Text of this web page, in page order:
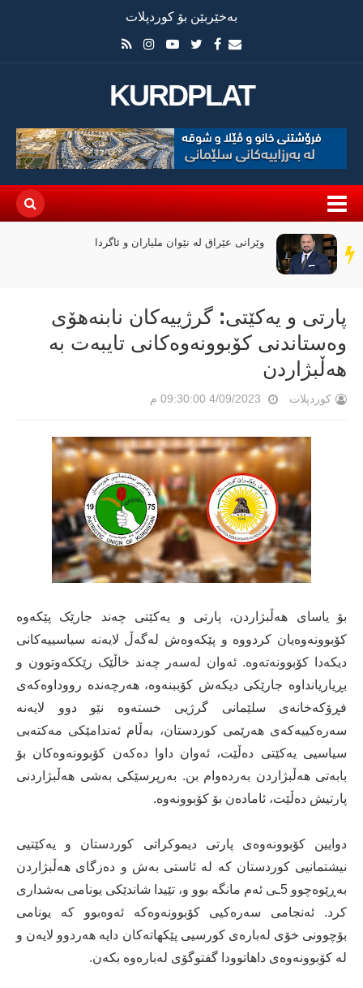
بەخێربێن بۆ کوردپلات
KURDPLAT
سەر
دێڕ
وێرانی عێراق لە نێوان ملیاران و ئاگردا
پارتی و یەکێتی: گرژییەکان نابنەهۆی
وەستاندنی کۆبوونەوەکانی تایبەت بە
هەڵبژاردن
کوردپلات 4/09/2023 09:30:00 م
بۆ یاسای هەڵبژاردن، پارتی و یەکێتی چەند جارێک پێکەوە
کۆبوونەوەیان کردووە و پێکەوەش لەگەڵ لایەنە سیاسییەکانی
دیکەدا کۆبوونەتەوە. ئەوان لەسەر چەند خاڵێک رێککەوتوون و
بڕیاریانداوە جارێکی دیکەش کۆببنەوە، هەرچەندە رووداوەکەی
فڕۆکەخانەی سلێمانی گرژیی خستەوە نێو دوو لایەنە
سەرەکییەکەی هەرێمی کوردستان، بەڵام ئەندامێکی مەکتەبی
سیاسیی یەکێتی دەڵێت، ئەوان داوا دەکەن کۆبوونەوەکان بۆ
بابەتی هەڵبژاردن بەردەوام بن. بەرپرسێکی بەشی هەڵبژاردنی
پارتیش دەڵێت، ئامادەن بۆ کۆبوونەوە.
دوایین کۆبوونەوەی پارتی دیموکراتی کوردستان و یەکێتیی
نیشتمانیی کوردستان کە لە ئاستی بەش و دەزگای هەڵبژاردن
بەڕێوەچوو 5ـی ئەم مانگە بوو و، تێیدا شاندێکی یونامی بەشداری
کرد. ئەنجامی سەرەکیی کۆبوونەوەکە ئەوەبوو کە یونامی
بۆچوونی خۆی لەبارەی کورسیی پێکهاتەکان دایە هەردوو لایەن و
لە کۆبوونەوەی داهاتوودا گفتوگۆی لەبارەوە بکەن.